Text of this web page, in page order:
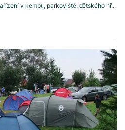
v kempu, parkoviště, dětského hř...